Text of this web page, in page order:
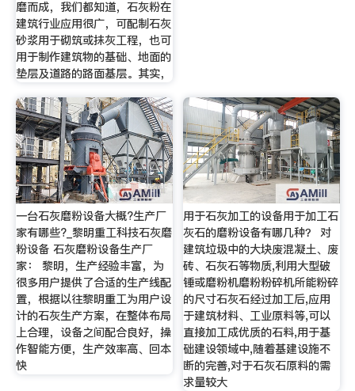
磨而成，我们都知道，石灰粉在
建筑行业应用很广，可配制石灰
砂浆用于砌筑或抹灰工程，也可
用于制作建筑物的基础、地面的
垫层及道路的路面基层。其实，
一台石灰磨粉设备大概?生产厂
家有哪些?_黎明重工科技石灰磨
粉设备 石灰磨粉设备生产厂
家： 黎明，生产经验丰富，为
很多用户提供了合适的生产线配
置，根据以往黎明重工为用户设
计的石灰生产方案，在整体布局
上合理，设备之间配合良好，操
作智能方便，生产效率高、回本
快
用于石灰加工的设备用于加工石
灰石的磨粉设备有哪几种？ 对
建筑垃圾中的大块废混凝土、废
砖、石灰石等物质,利用大型破
锤或磨粉机磨粉粉碎机所能粉碎
的尺寸石灰石经过加工后,应用
于建筑材料、工业原料等,可以
直接加工成优质的石料,用于基
础建设领域中,随着基建设施不
断的完善,对于石灰石原料的需
求量较大